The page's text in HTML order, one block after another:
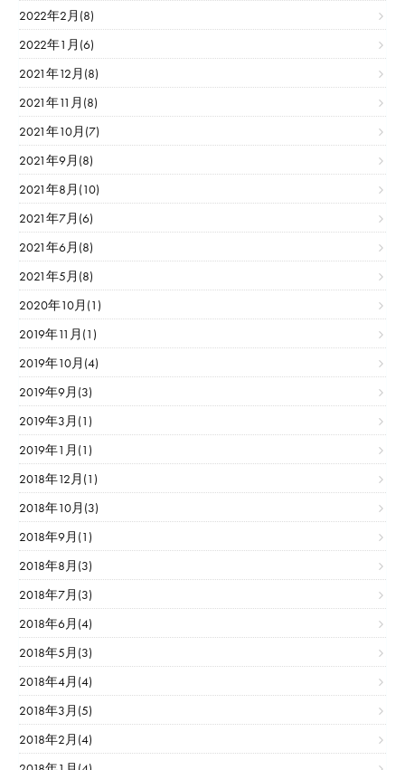
2022年2月(8)
2022年1月(6)
2021年12月(8)
2021年11月(8)
2021年10月(7)
2021年9月(8)
2021年8月(10)
2021年7月(6)
2021年6月(8)
2021年5月(8)
2020年10月(1)
2019年11月(1)
2019年10月(4)
2019年9月(3)
2019年3月(1)
2019年1月(1)
2018年12月(1)
2018年10月(3)
2018年9月(1)
2018年8月(3)
2018年7月(3)
2018年6月(4)
2018年5月(3)
2018年4月(4)
2018年3月(5)
2018年2月(4)